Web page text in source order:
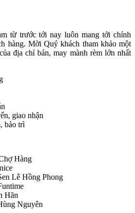
từ trước tới nay luôn mang tới chính
hàng. Mời Quý khách tham khảo một
địa chỉ bán, may mành rèm lớn nhất
giao nhận
bảo trì
Hàng
Lê Hồng Phong
Hãn
Nguyên